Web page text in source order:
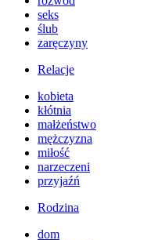
seks
ślub
zaręczyny
Relacje
kobieta
kłótnia
małżeństwo
mężczyzna
miłość
narzeczeni
przyjaźń
Rodzina
dom